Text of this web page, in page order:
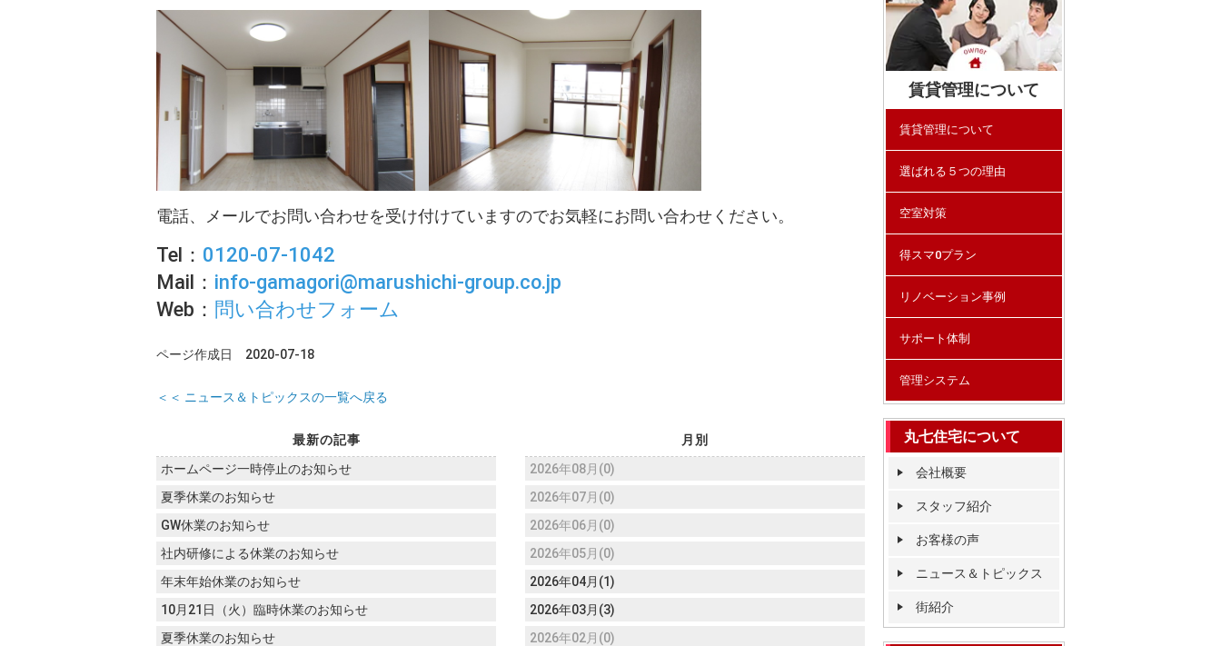
電話、メールでお問い合わせを受け付けていますのでお気軽にお問い合わせください。
Tel： 0120-07-1042
Mail： info-gamagori@marushichi-group.co.jp
Web： 問い合わせフォーム
ページ作成日 2020-07-18
＜＜ ニュース＆トピックスの一覧へ戻る
最新の記事
ホームページ一時停止のお知らせ
夏季休業のお知らせ
GW休業のお知らせ
社内研修による休業のお知らせ
年末年始休業のお知らせ
10月21日（火）臨時休業のお知らせ
夏季休業のお知らせ
月別
2026年08月(0)
2026年07月(0)
2026年06月(0)
2026年05月(0)
2026年04月(1)
2026年03月(3)
2026年02月(0)
賃貸管理について
賃貸管理について
選ばれる５つの理由
空室対策
得スマ0プラン
リノベーション事例
サポート体制
管理システム
丸七住宅について
会社概要
スタッフ紹介
お客様の声
ニュース＆トピックス
街紹介